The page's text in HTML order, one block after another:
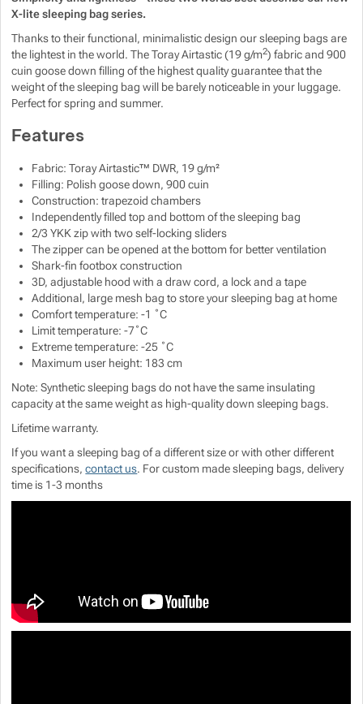
X-lite sleeping bag series.
Thanks to their functional, minimalistic design our sleeping bags are
the lightest in the world. The Toray Airtastic (19 g/m2) fabric and 900
cuin goose down filling of the highest quality guarantee that the
weight of the sleeping bag will be barely noticeable in your luggage.
Perfect for spring and summer.
Features
Fabric: Toray Airtastic™ DWR, 19 g/m²
Filling: Polish goose down, 900 cuin
Construction: trapezoid chambers
Independently filled top and bottom of the sleeping bag
2/3 YKK zip with two self-locking sliders
The zipper can be opened at the bottom for better ventilation
Shark-fin footbox construction
3D, adjustable hood with a draw cord, a lock and a tape
Additional, large mesh bag to store your sleeping bag at home
Comfort temperature: -1 ˚C
Limit temperature: -7˚C
Extreme temperature: -25 ˚C
Maximum user height: 183 cm
Note: Synthetic sleeping bags do not have the same insulating
capacity at the same weight as high-quality down sleeping bags.
Lifetime warranty.
If you want a sleeping bag of a different size or with other different
specifications,contact us. For custom made sleeping bags, delivery
time is 1-3 months
Show more